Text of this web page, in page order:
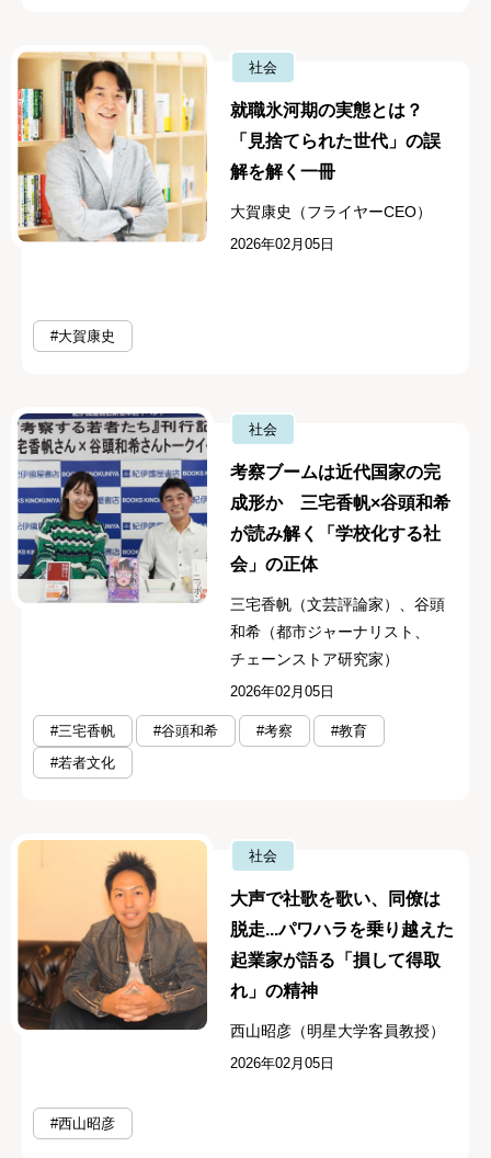
社会
就職氷河期の実態とは？
「見捨てられた世代」の誤
解を解く一冊
大賀康史（フライヤーCEO）
2026年02月05日
#大賀康史
社会
考察ブームは近代国家の完
成形か 三宅香帆×谷頭和希
が読み解く「学校化する社
会」の正体
三宅香帆（文芸評論家）、谷頭
和希（都市ジャーナリスト、
チェーンストア研究家）
2026年02月05日
#三宅香帆 #谷頭和希 #考察
#教育
#若者文化
社会
大声で社歌を歌い、同僚は
脱走...パワハラを乗り越えた
起業家が語る「損して得取
れ」の精神
西山昭彦（明星大学客員教授）
2026年02月05日
#西山昭彦